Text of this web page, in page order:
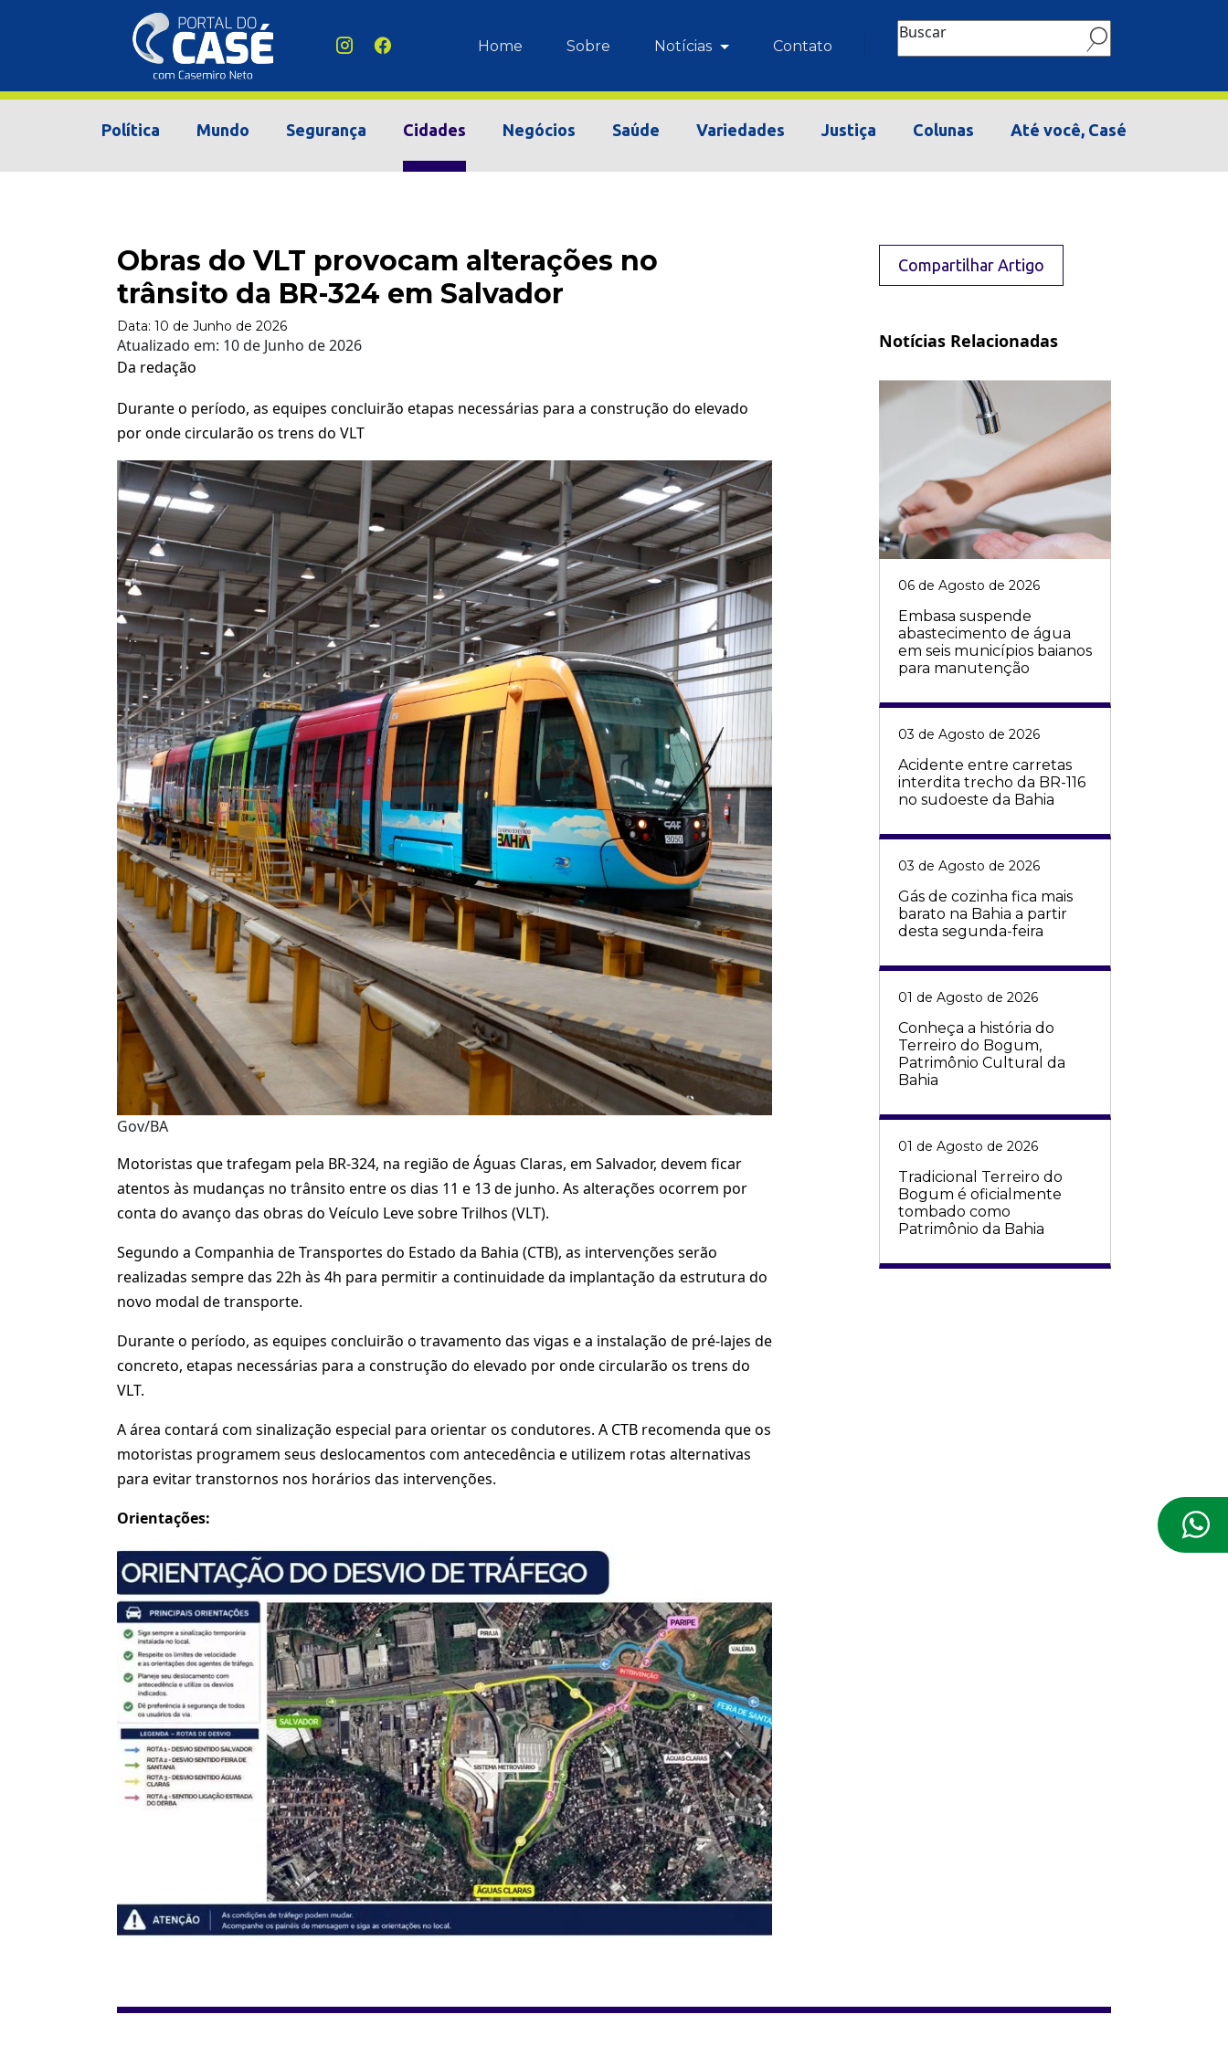
Home Sobre Notícias Contato
Buscar
Política Mundo Segurança Cidades Negócios Saúde Variedades Justiça Colunas Até você, Casé
Obras do VLT provocam alterações no
trânsito da BR-324 em Salvador
Data: 10 de Junho de 2026
Atualizado em: 10 de Junho de 2026
Da redação
Durante o período, as equipes concluirão etapas necessárias para a construção do elevado
por onde circularão os trens do VLT
Gov/BA
Motoristas que trafegam pela BR-324, na região de Águas Claras, em Salvador, devem ficar
atentos às mudanças no trânsito entre os dias 11 e 13 de junho. As alterações ocorrem por
conta do avanço das obras do Veículo Leve sobre Trilhos (VLT).
Segundo a Companhia de Transportes do Estado da Bahia (CTB), as intervenções serão
realizadas sempre das 22h às 4h para permitir a continuidade da implantação da estrutura do
novo modal de transporte.
Durante o período, as equipes concluirão o travamento das vigas e a instalação de pré-lajes de
concreto, etapas necessárias para a construção do elevado por onde circularão os trens do
VLT.
A área contará com sinalização especial para orientar os condutores. A CTB recomenda que os
motoristas programem seus deslocamentos com antecedência e utilizem rotas alternativas
para evitar transtornos nos horários das intervenções.
Orientações:
Compartilhar Artigo
Notícias Relacionadas
06 de Agosto de 2026
Embasa suspende
abastecimento de água
em seis municípios baianos
para manutenção
03 de Agosto de 2026
Acidente entre carretas
interdita trecho da BR-116
no sudoeste da Bahia
03 de Agosto de 2026
Gás de cozinha fica mais
barato na Bahia a partir
desta segunda-feira
01 de Agosto de 2026
Conheça a história do
Terreiro do Bogum,
Patrimônio Cultural da
Bahia
01 de Agosto de 2026
Tradicional Terreiro do
Bogum é oficialmente
tombado como
Patrimônio da Bahia